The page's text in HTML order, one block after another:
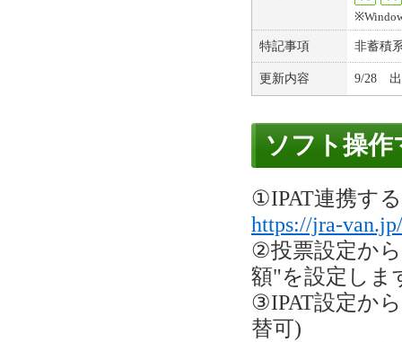
特記事項 非蓄積
更新内容 9/28 出
ソフト操
①IPAT連携す
https://jra-
②投票設定か
額"を設定しま
③IPAT設定か
替可)